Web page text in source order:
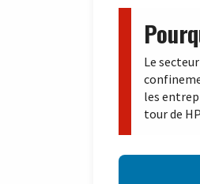
Le
les
tour de